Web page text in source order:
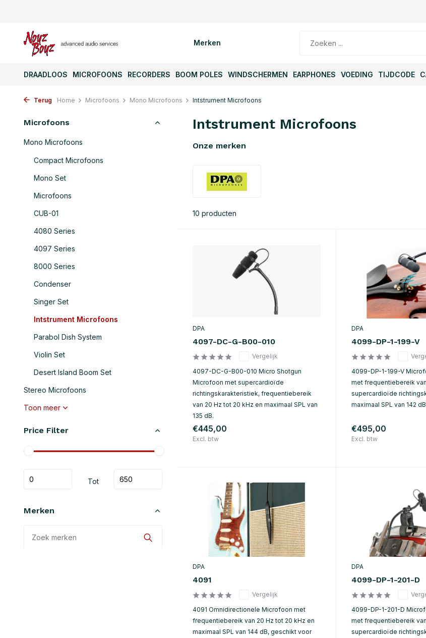
Merken
DRAADLOOS MICROFOONS RECORDERS BOOM POLES WINDSCHERMEN EARPHONES VOEDING TIJDCODE
Terug Home Microfoons Mono Microfoons Intstrument Microfoons
Microfoons
Mono Microfoons
Compact Microfoons
Mono Set
Microfoons
CUB-01
4080 Series
4097 Series
8000 Series
Condenser
Singer Set
Intstrument Microfoons
Parabol Dish System
Violin Set
Desert Island Boom Set
Stereo Microfoons
Toon meer
Price Filter
Tot
Merken
Intstrument Microfoons
Onze merken
10 producten
DPA
4097-DC-G-B00-010
Vergelijk
4097-DC-G-B00-010 Micro Shotgun
Microfoon met supercardioïde
richtingskarakteristiek, frequentiebereik
van 20 Hz tot 20 kHz en maximaal SPL van
135 dB.
€445,00
Excl. btw
DPA
4099-DP-1-199-V
4099-DP-1-199-V
met frequentiebereik
supercardioïde
maximaal SPL van 142
€495,00
Excl. btw
DPA
4091
Vergelijk
4091 Omnidirectionele Microfoon met
frequentiebereik van 20 Hz tot 20 kHz en
maximaal SPL van 144 dB, geschikt voor
DPA
4099-DP-1-201-D
4099-DP-1-201-D
met frequentiebereik
supercardioïde